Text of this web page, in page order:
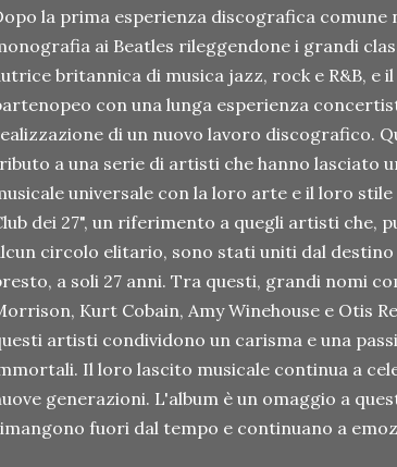
la prima esperienza discografica comune
ai Beatles rileggendone i grandi
britannica di musica jazz, rock e R&B,
con una lunga esperienza
di un nuovo lavoro discografico.
a una serie di artisti che hanno lasciato
universale con la loro arte e il loro
dei 27", un riferimento a quegli artisti che,
circolo elitario, sono stati uniti dal
a soli 27 anni. Tra questi, grandi nomi
Kurt Cobain, Amy Winehouse e Otis
artisti condividono un carisma e una
Il loro lascito musicale continua a
generazioni. L'album è un omaggio a
fuori dal tempo e continuano a